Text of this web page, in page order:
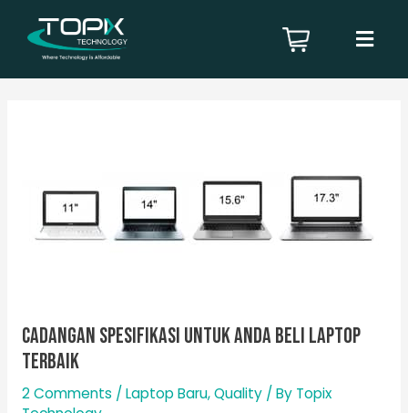
content
Menu
Cadangan Spesifikasi Untuk Anda Beli Laptop
Terbaik
2 Comments / Laptop Baru,Quality/ By Topix